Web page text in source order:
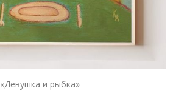
«Девушка и рыбка»